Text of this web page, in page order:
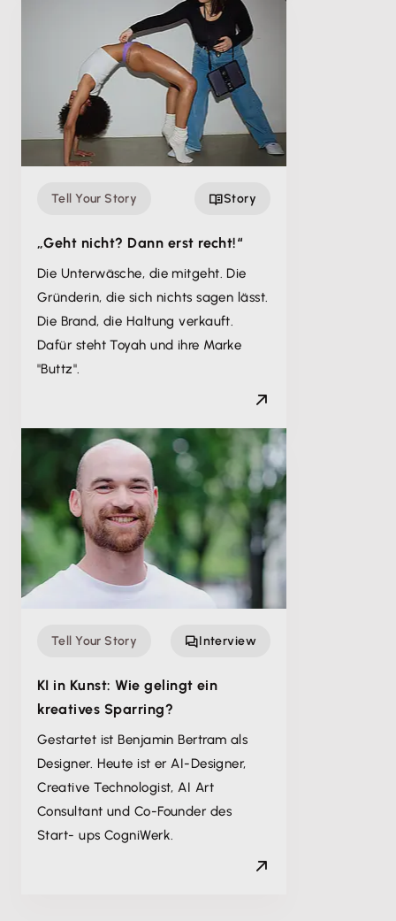
Tell Your Story Story
„Geht nicht? Dann erst recht!“
Die Unterwäsche, die mitgeht. Die
Gründerin, die sich nichts sagen lässt.
Die Brand, die Haltung verkauft.
Dafür steht Toyah und ihre Marke
"Buttz".
Tell Your Story Interview
KI in Kunst: Wie gelingt ein
kreatives Sparring?
Gestartet ist Benjamin Bertram als
Designer. Heute ist er AI-Designer,
Creative Technologist, AI Art
Consultant und Co-Founder des
Start- ups CogniWerk.